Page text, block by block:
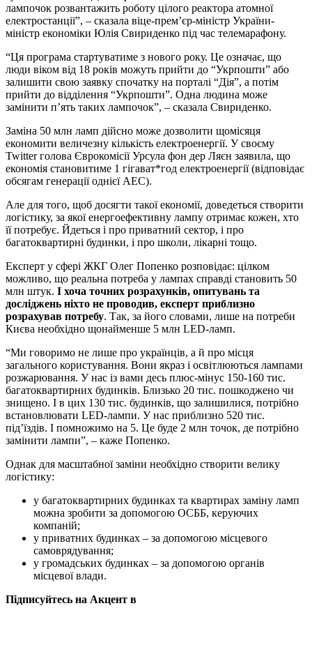
лампочок розвантажить роботу цілого реактора атомної
електростанції”, – сказала віце-прем’єр-міністр України-
міністр економіки Юлія Свириденко під час телемарафону.
“Ця програма стартуватиме з нового року. Це означає, що
люди віком від 18 років можуть прийти до “Укрпошти” або
залишити свою заявку спочатку на порталі “Дія”, а потім
прийти до відділення “Укрпошти”. Одна людина може
замінити п’ять таких лампочок”, – сказала Свириденко.
Заміна 50 млн ламп дійсно може дозволити щомісяця
економити величезну кількість електроенергії. У своєму
Twitter голова Єврокомісії Урсула фон дер Ляєн заявила, що
економія становитиме 1 гігават*год електроенергії (відповідає
обсягам генерації однієї АЕС).
Але для того, щоб досягти такої економії, доведеться створити
логістику, за якої енергоефективну лампу отримає кожен, хто
її потребує. Йдеться і про приватний сектор, і про
багатоквартирні будинки, і про школи, лікарні тощо.
Експерт у сфері ЖКГ Олег Попенко розповідає: цілком
можливо, що реальна потреба у лампах справді становить 50
млн штук. І хоча точних розрахунків, опитувань та
досліджень ніхто не проводив, експерт приблизно
розрахував потребу. Так, за його словами, лише на потреби
Києва необхідно щонайменше 5 млн LED-ламп.
“Ми говоримо не лише про українців, а й про місця
загального користування. Вони якраз і освітлюються лампами
розжарювання. У нас із вами десь плюс-мінус 150-160 тис.
багатоквартирних будинків. Близько 20 тис. пошкоджено чи
знищено. І в цих 130 тис. будинків, що залишилися, потрібно
встановлювати LED-лампи. У нас приблизно 520 тис.
під’їздів. І помножимо на 5. Це буде 2 млн точок, де потрібно
замінити лампи”, – каже Попенко.
Однак для масштабної заміни необхідно створити велику
логістику:
у багатоквартирних будинках та квартирах заміну ламп
можна зробити за допомогою ОСББ, керуючих
компаній;
у приватних будинках – за допомогою місцевого
самоврядування;
у громадських будинках – за допомогою органів
місцевої влади.
Підписуйтесь на Акцент в